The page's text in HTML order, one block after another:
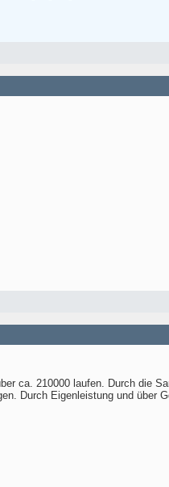
ca. 210000 laufen. Durch die
Durch Eigenleistung und über